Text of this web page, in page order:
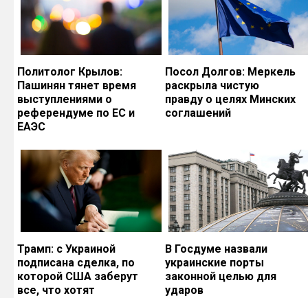
Политолог Крылов:
Пашинян тянет время
выступлениями о
референдуме по ЕС и
ЕАЭС
Посол Долгов: Меркель
раскрыла чистую
правду о целях Минских
соглашений
Трамп: с Украиной
подписана сделка, по
которой США заберут
все, что хотят
В Госдуме назвали
украинские порты
законной целью для
ударов